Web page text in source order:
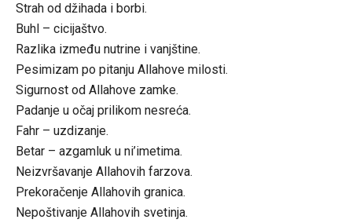
Strah od džihada i borbi.
Buhl – cicijaštvo.
Razlika između nutrine i vanjštine.
Pesimizam po pitanju Allahove milosti.
Sigurnost od Allahove zamke.
Padanje u očaj prilikom nesreća.
Fahr – uzdizanje.
Betar – azgamluk u ni’imetima.
Neizvršavanje Allahovih farzova.
Prekoračenje Allahovih granica.
Nepoštivanje Allahovih svetinja.